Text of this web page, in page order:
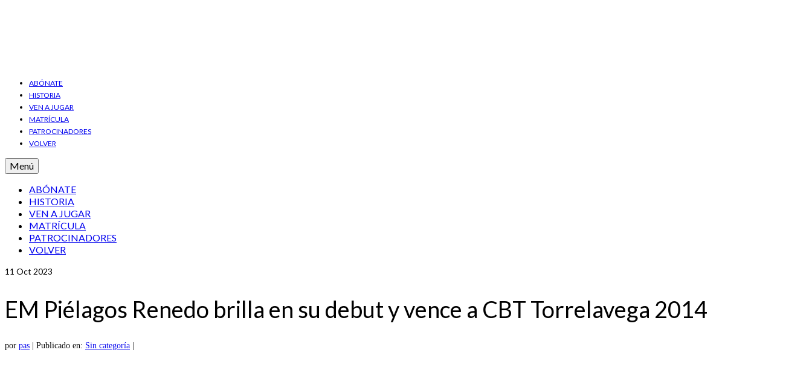
ABÓNATE
HISTORIA
VEN A JUGAR
MATRÍCULA
PATROCINADORES
VOLVER
Menú
ABÓNATE
HISTORIA
VEN A JUGAR
MATRÍCULA
PATROCINADORES
VOLVER
11 Oct 2023
EM Piélagos Renedo brilla en su debut y vence a CBT Torrelavega 2014
por pas Publicado en: Sin categoría